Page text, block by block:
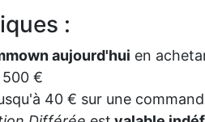
:
aujourd'hui en
€
40 € sur une